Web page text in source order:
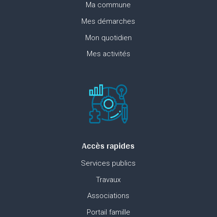
Ma commune
Mes démarches
Mon quotidien
Mes activités
Accès rapides
Services publics
Travaux
Associations
Portail famille